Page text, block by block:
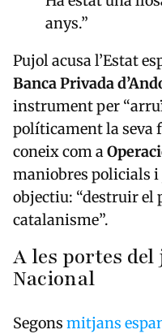
anys.”
Pujol acusa l’Estat
Banca Privada
instrument per
políticament la seva
coneix com a
maniobres policials
objectiu: “destruir el
catalanisme”.
A les portes del
Nacional
Segons mitjans